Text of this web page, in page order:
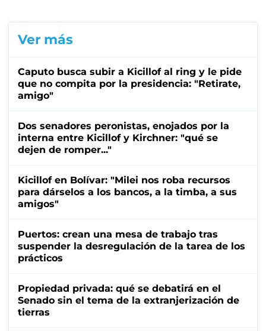
Ver más
Caputo busca subir a Kicillof al ring y le pide
que no compita por la presidencia: "Retirate,
amigo"
Dos senadores peronistas, enojados por la
interna entre Kicillof y Kirchner: "qué se
dejen de romper..."
Kicillof en Bolívar: "Milei nos roba recursos
para dárselos a los bancos, a la timba, a sus
amigos"
Puertos: crean una mesa de trabajo tras
suspender la desregulación de la tarea de los
prácticos
Propiedad privada: qué se debatirá en el
Senado sin el tema de la extranjerización de
tierras